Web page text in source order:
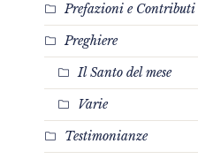
Prefazioni e Contributi
Preghiere
Il Santo del mese
Varie
Testimonianze